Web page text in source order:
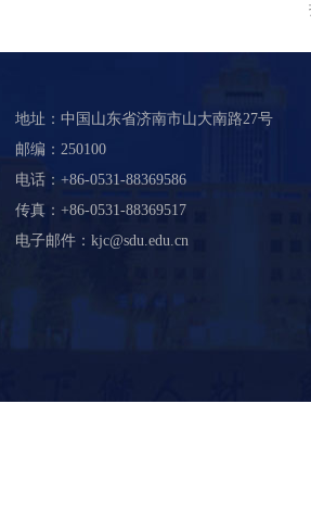
地址：中国山东省济南市山大南路27号
邮编：250100
电话：+86-0531-88369586
传真：+86-0531-88369517
电子邮件：kjc@sdu.edu.cn